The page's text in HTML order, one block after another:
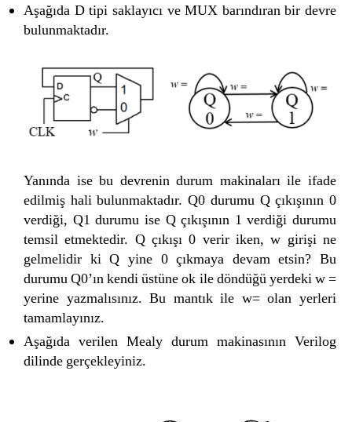
Aşağıda D tipi saklayıcı ve MUX barındıran bir devre
bulunmaktadır.
Yanında ise bu devrenin durum makinaları ile ifade
edilmiş hali bulunmaktadır. Q0 durumu Q çıkışının 0
verdiği, Q1 durumu ise Q çıkışının 1 verdiği durumu
temsil etmektedir. Q çıkışı 0 verir iken, w girişi ne
gelmelidir ki Q yine 0 çıkmaya devam etsin? Bu
durumu Q0’ın kendi üstüne ok ile döndüğü yerdeki w =
yerine yazmalısınız. Bu mantık ile w= olan yerleri
tamamlayınız.
Aşağıda verilen Mealy durum makinasının Verilog
dilinde gerçekleyiniz.